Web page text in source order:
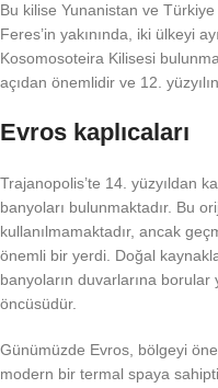
Bu kilise Yunanistan ve Türkiye
Feres’in yakınında, iki ülkeyi
Kosomosoteira Kilisesi
açıdan önemlidir ve 12.
Evros kaplıcaları
Trajanopolis’te 14. yüzyıldan
banyoları bulunmaktadır. Bu
kullanılmamaktadır, ancak
önemli bir yerdi. Doğal
banyoların duvarlarına borular
öncüsüdür.
Günümüzde Evros, bölgeyi
modern bir termal spaya